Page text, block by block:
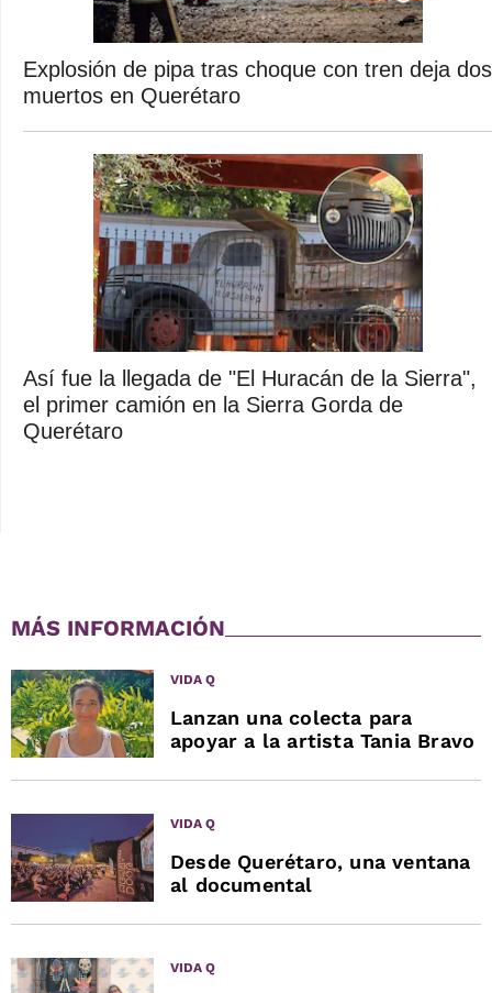
Explosión de pipa tras choque con tren deja dos
muertos en Querétaro
Así fue la llegada de "El Huracán de la Sierra",
el primer camión en la Sierra Gorda de
Querétaro
MÁS INFORMACIÓN
VIDA Q
Lanzan una colecta para
apoyar a la artista Tania Bravo
VIDA Q
Desde Querétaro, una ventana
al documental
VIDA Q